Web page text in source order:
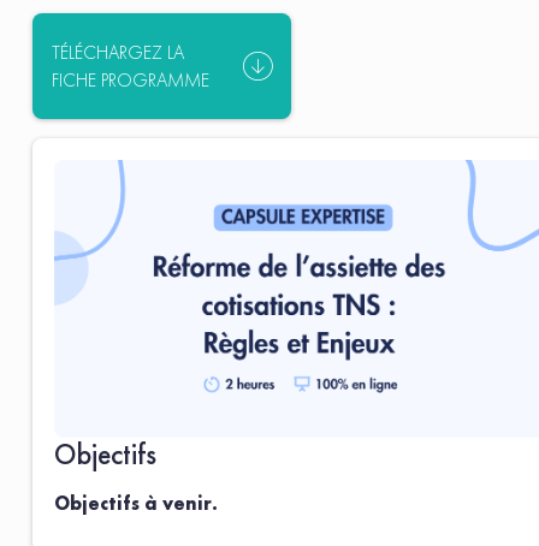
TÉLÉCHARGEZ LA
FICHE PROGRAMME
Objectifs
Objectifs à venir.